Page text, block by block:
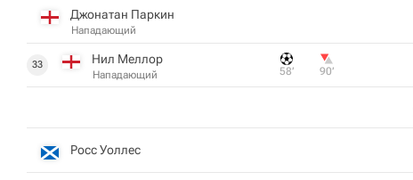
Джонатан Паркин
Нападающий
33 Нил Меллор
Нападающий 58‎’‎ 90‎’‎
Росс Уоллес